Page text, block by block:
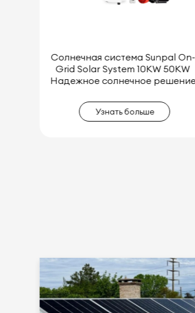
Гибридная солнечная система
Sunpal All-in-One Residential 15kW
20kW 25kW
Узнать больше